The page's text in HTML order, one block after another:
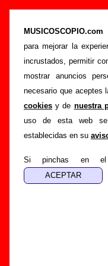
para mejorar la
incrustados, permitir
mostrar anuncios
necesario que aceptes
cookies y de nuestra
uso de esta web se
establecidas en su
Si pinchas en el
“Salir de aquí”,
(Letra e
Portada >Futuro Terror
Esta página
sobre lacanción
Terror. Además de su
sobre el autor o los
incluido este tema,
tienes información
esta información.